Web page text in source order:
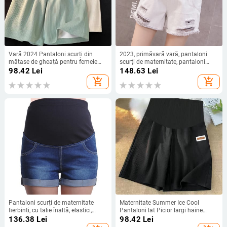
Vară 2024 Pantaloni scurți din
mătase de gheață pentru femeie
însărcinată până la genunchi
Pantaloni de maternitate pentru
burtă, picioare largi, Thailanda,
98.42 Lei
add_shopping_cart
2023, primăvară vară, pantaloni
scurți de maternitate, pantaloni
scurți de sarcină, blugi însărcinate,
148.63 Lei
add_shopping_cart
Pantaloni scurți de maternitate
fierbinți, cu talie înaltă, elastici,
pentru sarcină, pantaloni din denim,
blugi scurti de vară pentru femei
136.38 Lei
Maternitate Summer Ice Cool
Pantaloni lat Picior largi haine
drepte pentru femei însărcinate, cu
talie elastică, burtă, pantaloni scurți
98.42 Lei